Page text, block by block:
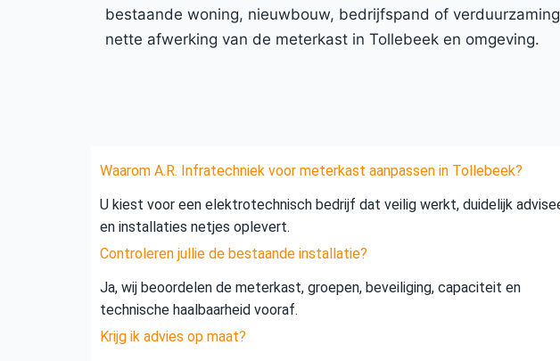
bestaande woning, nieuwbouw, bedrijfspand of
nette afwerking van de meterkast in Tollebeek en omgeving.
Waarom A.R. Infratechniek voor meterkast aanpassen in Tollebeek?
U kiest voor een elektrotechnisch bedrijf dat veilig werkt, duidelijk
en installaties netjes oplevert.
Controleren jullie de bestaande installatie?
Ja, wij beoordelen de meterkast, groepen, beveiliging, capaciteit en
technische haalbaarheid vooraf.
Krijg ik advies op maat?